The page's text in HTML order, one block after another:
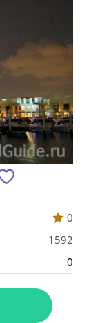
0
1592
0